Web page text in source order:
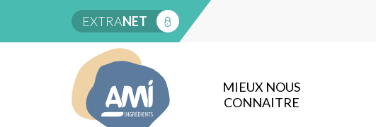
EXTRANET
MIEUX NOUS
CONNAITRE